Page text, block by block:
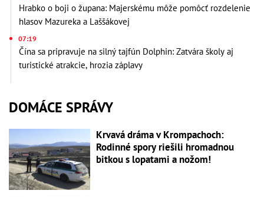
Hrabko o boji o župana: Majerskému môže pomôcť rozdelenie
hlasov Mazureka a Laššákovej
07:19
Čína sa pripravuje na silný tajfún Dolphin: Zatvára školy aj
turistické atrakcie, hrozia záplavy
DOMÁCE SPRÁVY
Krvavá dráma v Krompachoch:
Rodinné spory riešili hromadnou
bitkou s lopatami a nožom!